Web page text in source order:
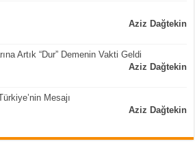
Aziz Dağtekin
Artık “Dur” Demenin Vakti Geldi
Aziz Dağtekin
Mesajı
Aziz Dağtekin